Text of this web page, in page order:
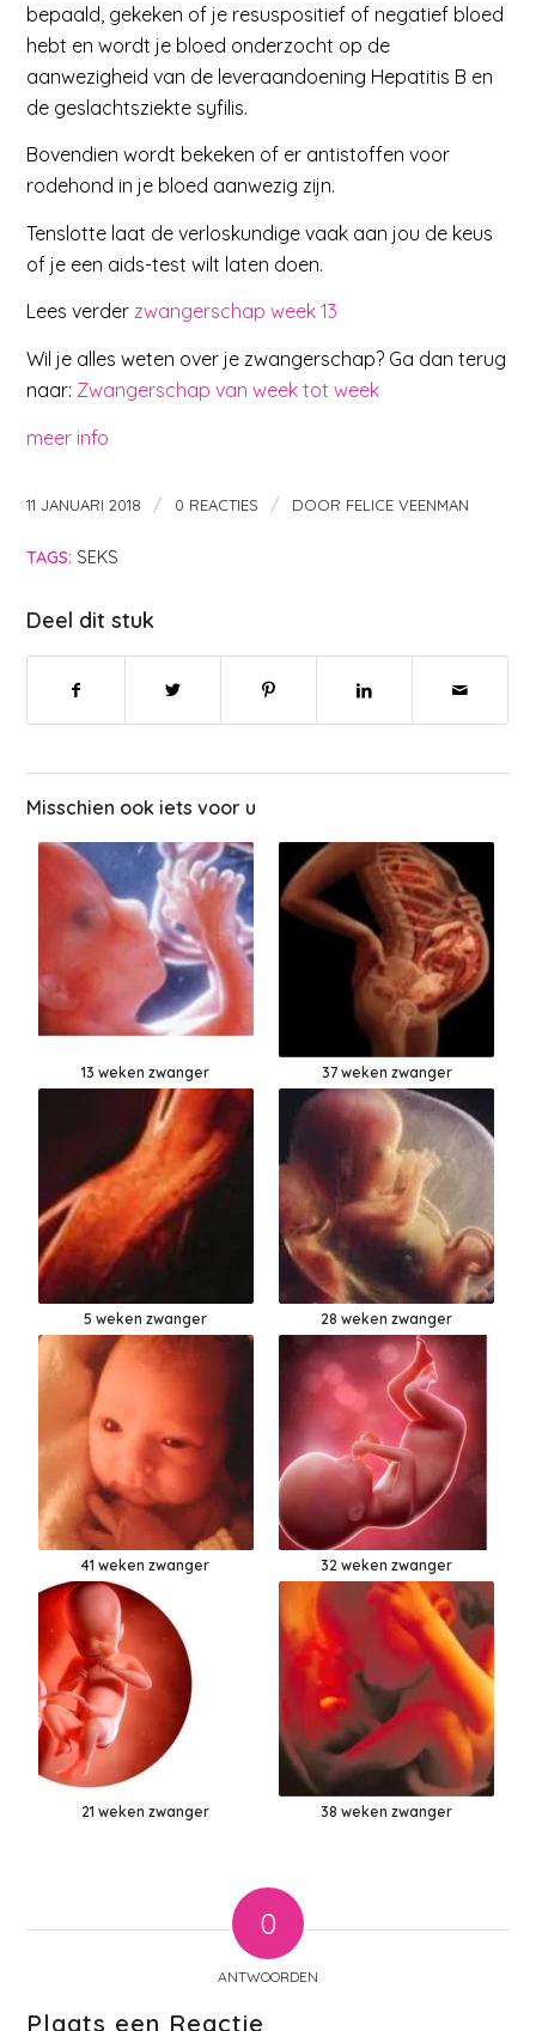
bepaald, gekeken of je resuspositief of negatief bloed
hebt en wordt je bloed onderzocht op de
aanwezigheid van de leveraandoening Hepatitis B en
de geslachtsziekte syfilis.
Bovendien wordt bekeken of er antistoffen voor
rodehond in je bloed aanwezig zijn.
Tenslotte laat de verloskundige vaak aan jou de keus
of je een aids-test wilt laten doen.
Lees verderzwangerschap week 13
Wil je alles weten over je zwangerschap? Ga dan terug
naar: Zwangerschap van week tot week
meer info
11 JANUARI 2018 / 0 REACTIES / DOOR FELICE VEENMAN
TAGS: SEKS
Deel dit stuk
Misschien ook iets voor u
13 weken zwanger 37 weken zwanger
5 weken zwanger 28 weken zwanger
41 weken zwanger 32 weken zwanger
21 weken zwanger 38 weken zwanger
0
ANTWOORDEN
Plaats een Reactie